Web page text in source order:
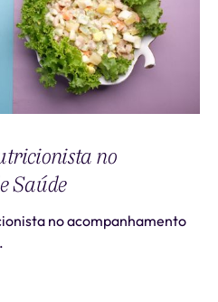
no
Saúde
no acompanhamento